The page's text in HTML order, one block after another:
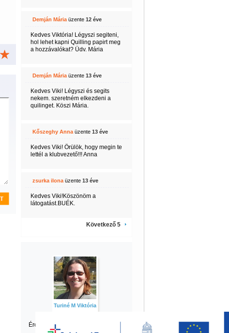
Demján Máriaüzente 12 éve
Kedves Viktória! Légyszi segiteni,
hol lehet kapni Quilling papirt meg
a hozzávalókat? Üdv. Mária
Demján Máriaüzente 13 éve
Kedves Viki! Légyszi és segits
nekem. szeretném elkezdeni a
quilinget. Köszi Mária.
Kőszeghy Annaüzente 13 éve
Kedves Viki! Örülök, hogy megin te
lettél a klubvezető!!! Anna
zsurka ilonaüzente 13 éve
Kedves Viki!Köszönöm a
látogatást.BUÉK.
Következő 5
Turiné M Viktória
Érdekel Viktória